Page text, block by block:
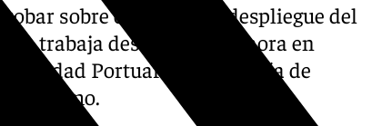
sobre el terreno el despliegue del
trabaja desde primera hora en
Portuaria de la Bahía de
Marítimo.